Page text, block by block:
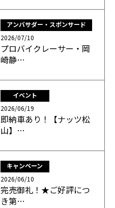
アンバサダー・スポンサード
2026/07/10
プロバイクレーサー・岡
崎静…
イベント
2026/06/19
即納車あり！【ナッツ松
山】…
キャンペーン
2026/06/10
完売御礼！★ご好評につ
き第…